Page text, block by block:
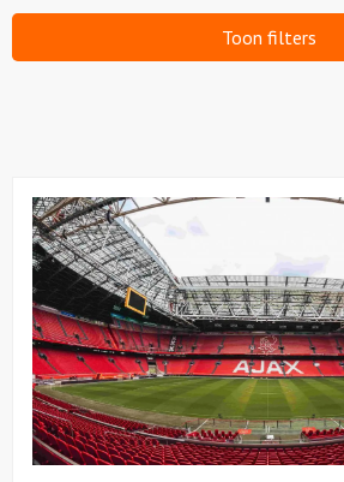
Toon filters
Bekijk
Johan
Cruijff
ArenA